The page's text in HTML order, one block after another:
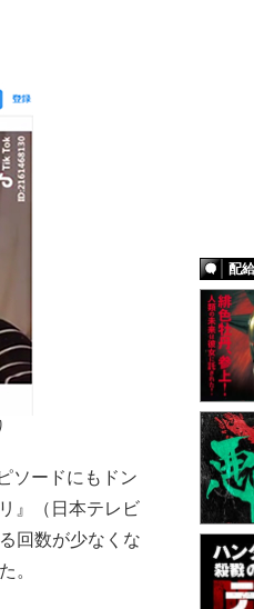
ソードにもドン
』（日本テレビ
回数が少なくな
。
配